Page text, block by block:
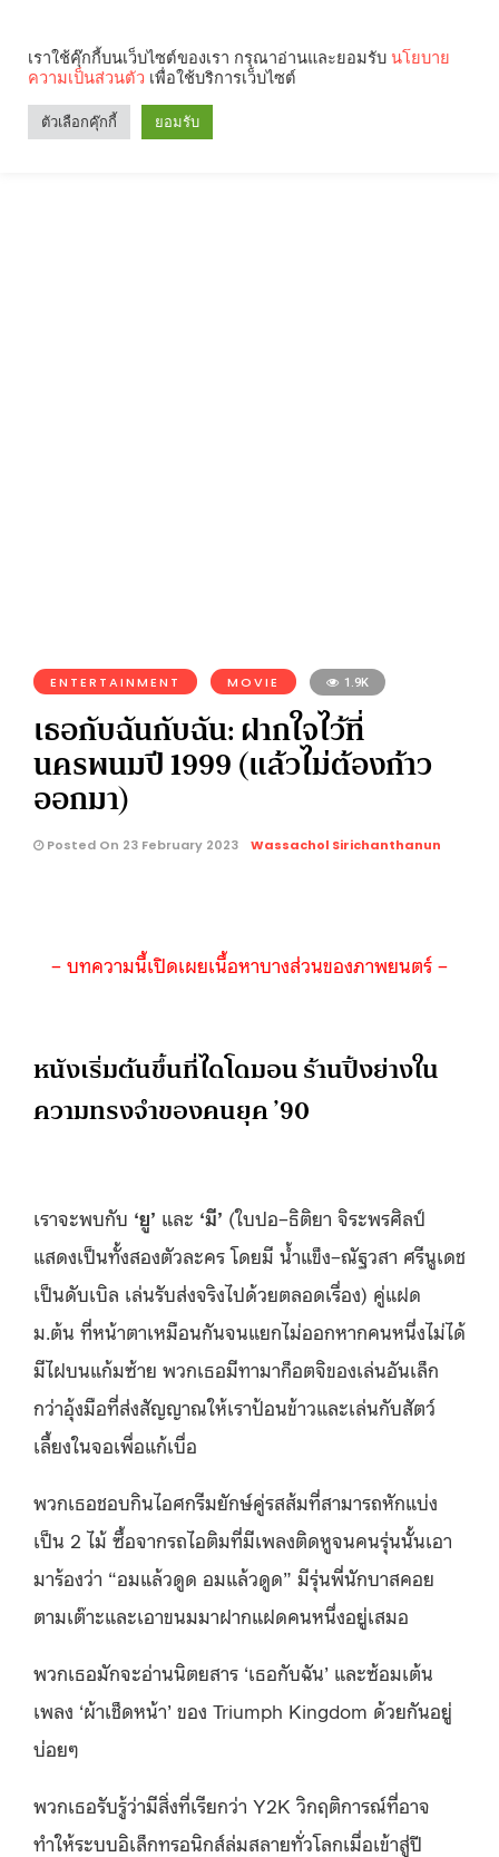
ENTERTAINMENT MOVIE 1.9K
เธอกับฉันกับฉัน: ฝากใจไว้ที่
นครพนมปี 1999 (แล้วไม่ต้องก้าว
ออกมา)
Posted On 23 February 2023 Wassachol Sirichanthanun
– บทความนี้เปิดเผยเนื้อหาบางส่วนของภาพยนตร์ –
หนังเริ่มต้นขึ้นที่ไดโดมอน ร้านปิ้งย่างใน
ความทรงจำของคนยุค ’90
เราจะพบกับ ‘ยู’ และ ‘มี’ (ใบปอ–ธิติยา จิระพรศิลป์
แสดงเป็นทั้งสองตัวละคร โดยมี น้ำแข็ง–ณัฐวสา ศรีนูเดช
เป็นดับเบิล เล่นรับส่งจริงไปด้วยตลอดเรื่อง) คู่แฝด
ม.ต้น ที่หน้าตาเหมือนกันจนแยกไม่ออกหากคนหนึ่งไม่ได้
มีไฝบนแก้มซ้าย พวกเธอมีทามาก็อตจิของเล่นอันเล็ก
กว่าอุ้งมือที่ส่งสัญญาณให้เราป้อนข้าวและเล่นกับสัตว์
เลี้ยงในจอเพื่อแก้เบื่อ
พวกเธอชอบกินไอศกรีมยักษ์คู่รสส้มที่สามารถหักแบ่ง
เป็น 2 ไม้ ซื้อจากรถไอติมที่มีเพลงติดหูจนคนรุ่นนั้นเอา
มาร้องว่า “อมแล้วดูด อมแล้วดูด” มีรุ่นพี่นักบาสคอย
ตามเต๊าะและเอาขนมมาฝากแฝดคนหนึ่งอยู่เสมอ
พวกเธอมักจะอ่านนิตยสาร ‘เธอกับฉัน’ และซ้อมเต้น
เพลง ‘ผ้าเช็ดหน้า’ ของ Triumph Kingdom ด้วยกันอยู่
บ่อยๆ
พวกเธอรับรู้ว่ามีสิ่งที่เรียกว่า Y2K วิกฤติการณ์ที่อาจ
ทำให้ระบบอิเล็กทรอนิกส์ล่มสลายทั่วโลกเมื่อเข้าสู่ปี
เราใช้คุ๊กกี้บนเว็บไซต์ของเรา กรุณาอ่านและยอมรับ นโยบาย
ความเป็นส่วนตัว เพื่อใช้บริการเว็บไซต์
ตัวเลือกคุ๊กกี้ ยอมรับ